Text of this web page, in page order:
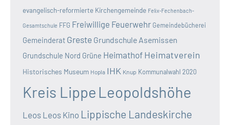
evangelisch-reformierte Kirchengemeinde Felix-Fechenbach-
Gesamtschule FFG Freiwillige Feuerwehr Gemeindebücherei
Gemeinderat Greste Grundschule Asemissen
Grundschule Nord Grüne Heimathof Heimatverein
Historisches Museum Hopla IHK Knup Kommunalwahl 2020
Kreis Lippe Leopoldshöhe
Leos Leos Kino Lippische Landeskirche